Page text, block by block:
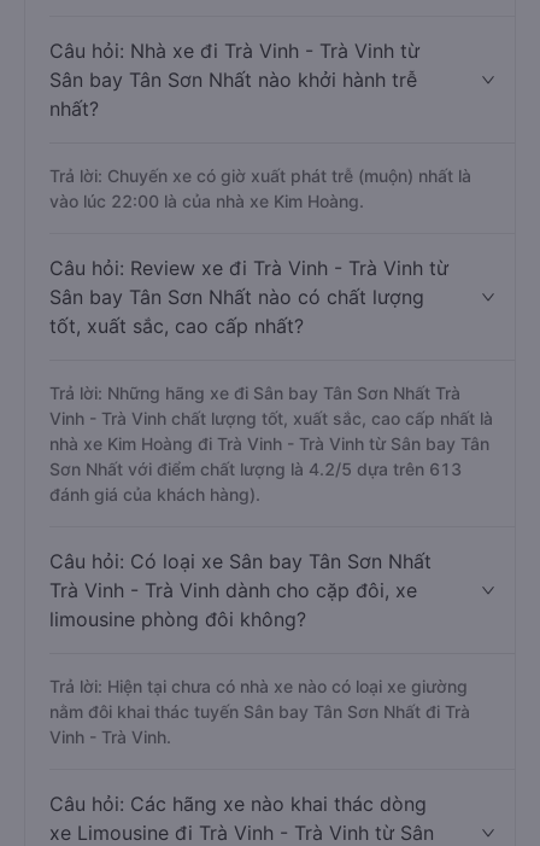
Câu hỏi: Nhà xe đi Trà Vinh - Trà Vinh từ
Sân bay Tân Sơn Nhất nào khởi hành trễ
nhất?
Trả lời: Chuyến xe có giờ xuất phát trễ (muộn) nhất là
vào lúc 22:00 là của nhà xe Kim Hoàng.
Câu hỏi: Review xe đi Trà Vinh - Trà Vinh từ
Sân bay Tân Sơn Nhất nào có chất lượng
tốt, xuất sắc, cao cấp nhất?
Trả lời: Những hãng xe đi Sân bay Tân Sơn Nhất Trà
Vinh - Trà Vinh chất lượng tốt, xuất sắc, cao cấp nhất là
nhà xe Kim Hoàng đi Trà Vinh - Trà Vinh từ Sân bay Tân
Sơn Nhất với điểm chất lượng là 4.2/5 dựa trên 613
đánh giá của khách hàng).
Câu hỏi: Có loại xe Sân bay Tân Sơn Nhất
Trà Vinh - Trà Vinh dành cho cặp đôi, xe
limousine phòng đôi không?
Trả lời: Hiện tại chưa có nhà xe nào có loại xe giường
nằm đôi khai thác tuyến Sân bay Tân Sơn Nhất đi Trà
Vinh - Trà Vinh.
Câu hỏi: Các hãng xe nào khai thác dòng
xe Limousine đi Trà Vinh - Trà Vinh từ Sân